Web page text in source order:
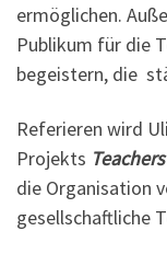
ermöglichen.
Publikum für die
begeistern, die
Referieren wird
Projekts
die Organisation
gesellschaftliche